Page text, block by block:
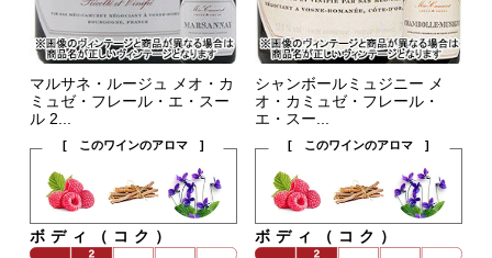
マルサネ・ルージュ メオ・カ
ミュゼ・フレール・エ・スー
ル 2...
[ このワインのアロマ ]
ボディ（コク）
シャンボールミュジニー メ
オ・カミュゼ・フレール・
エ・スー...
[ このワインのアロマ ]
ボディ（コク）